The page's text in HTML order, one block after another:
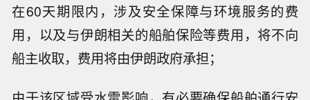
在60天期限内，涉及安全保障与环境服务的费
用，以及与伊朗相关的船舶保险等费用，将不向
船主收取，费用将由伊朗政府承担；